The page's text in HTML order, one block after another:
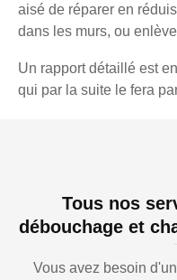
aisé de réparer en
dans les murs, ou
Un rapport détaillé est
qui par la suite le fera
Tous nos
débouchage et
Vous avez besoin